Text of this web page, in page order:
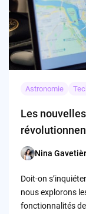
Astronomie
Les
Posted
Nina
Doit-on
nous explorons
fonctionnalités